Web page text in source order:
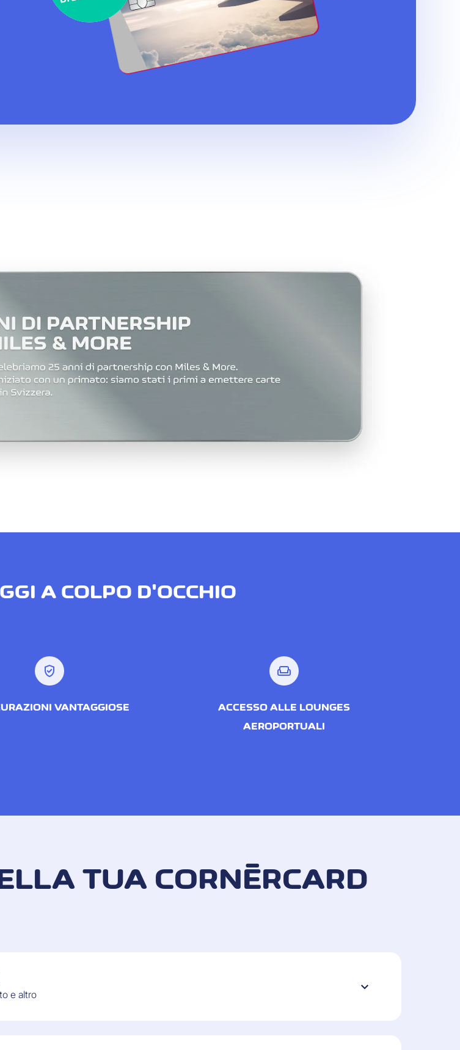
A COLPO D'OCCHIO
verified_user
VANTAGGIOSE
weekend
ACCESSO ALLE LOUNGES
AEROPORTUALI
TUA CORNÈRCARD
e altro